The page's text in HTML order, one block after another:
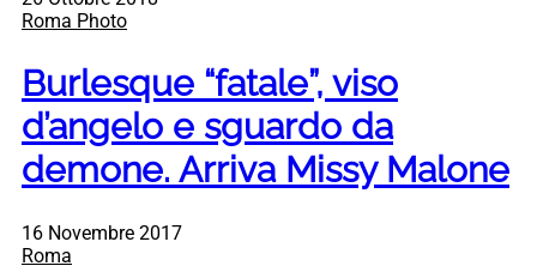
Roma Photo
Burlesque “fatale”, viso
d’angelo e sguardo da
demone. Arriva Missy Malone
16 Novembre 2017
Roma